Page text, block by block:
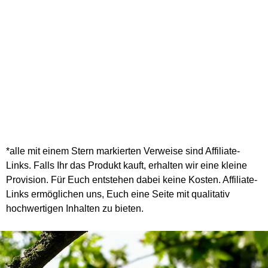
*alle mit einem Stern markierten Verweise sind Affiliate-
Links. Falls Ihr das Produkt kauft, erhalten wir eine kleine
Provision. Für Euch entstehen dabei keine Kosten. Affiliate-
Links ermöglichen uns, Euch eine Seite mit qualitativ
hochwertigen Inhalten zu bieten.